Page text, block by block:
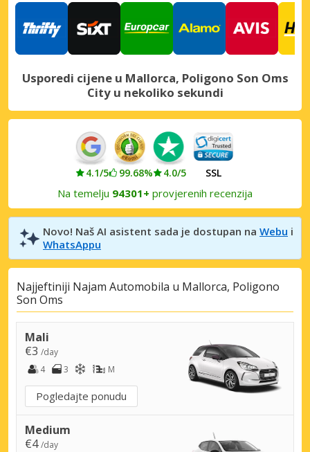
Usporedi cijene u Mallorca, Poligono Son Oms
City u nekoliko sekundi
4.1/5 99.68% 4.0/5 SSL
Na temelju 94301+ provjerenih recenzija
Novo! Naš AI asistent sada je dostupan na Webu i
WhatsAppu
Najjeftiniji Najam Automobila u Mallorca, Poligono
Son Oms
Mali
€3 /day
4
3 M
Pogledajte ponudu
Medium
€4/day